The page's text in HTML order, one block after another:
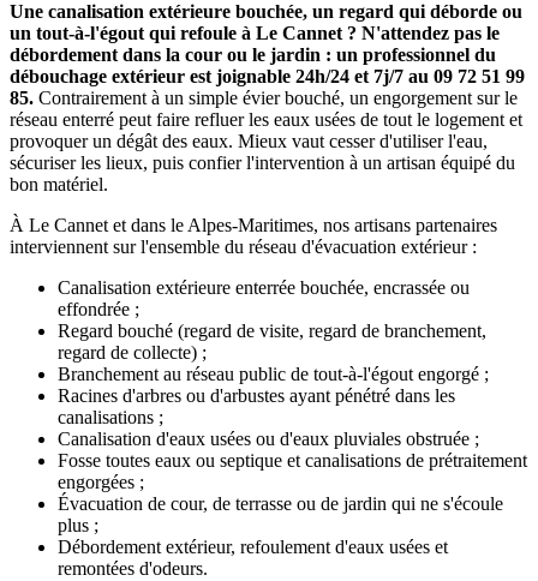
Une canalisation extérieure bouchée, un regard qui déborde ou
un tout-à-l'égout qui refoule à Le Cannet ? N'attendez pas le
débordement dans la cour ou le jardin : un professionnel du
débouchage extérieur est joignable 24h/24 et 7j/7 au 09 72 51 99
85. Contrairement à un simple évier bouché, un engorgement sur le
réseau enterré peut faire refluer les eaux usées de tout le logement et
provoquer un dégât des eaux. Mieux vaut cesser d'utiliser l'eau,
sécuriser les lieux, puis confier l'intervention à un artisan équipé du
bon matériel.
À Le Cannet et dans le Alpes-Maritimes, nos artisans partenaires
interviennent sur l'ensemble du réseau d'évacuation extérieur :
Canalisation extérieure enterrée bouchée, encrassée ou
effondrée ;
Regard bouché (regard de visite, regard de branchement,
regard de collecte) ;
Branchement au réseau public de tout-à-l'égout engorgé ;
Racines d'arbres ou d'arbustes ayant pénétré dans les
canalisations ;
Canalisation d'eaux usées ou d'eaux pluviales obstruée ;
Fosse toutes eaux ou septique et canalisations de prétraitement
engorgées ;
Évacuation de cour, de terrasse ou de jardin qui ne s'écoule
plus ;
Débordement extérieur, refoulement d'eaux usées et
remontées d'odeurs.